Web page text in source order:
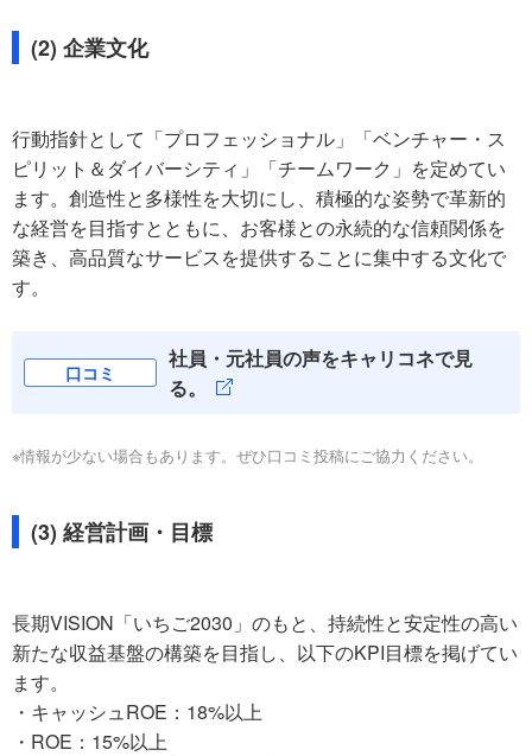
(2) 企業文化
行動指針として「プロフェッショナル」「ベンチャー・ス
ピリット＆ダイバーシティ」「チームワーク」を定めてい
ます。創造性と多様性を大切にし、積極的な姿勢で革新的
な経営を目指すとともに、お客様との永続的な信頼関係を
築き、高品質なサービスを提供することに集中する文化で
す。
口コミ
社員・元社員の声をキャリコネで見
る。
※情報が少ない場合もあります。ぜひ口コミ投稿にご協力ください。
(3) 経営計画・目標
長期VISION「いちご2030」のもと、持続性と安定性の高い
新たな収益基盤の構築を目指し、以下のKPI目標を掲げてい
ます。
・キャッシュROE：18%以上
・ROE：15%以上